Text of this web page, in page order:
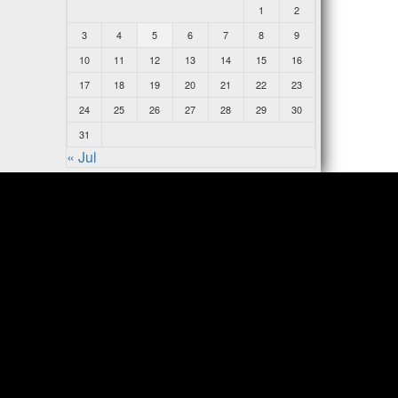
1
2
3
4 5 6 7 8
9
10
11 12 13 14 15
16
17
18 19 20 21 22
23
24
25 26 27 28 29
30
31
« Jul